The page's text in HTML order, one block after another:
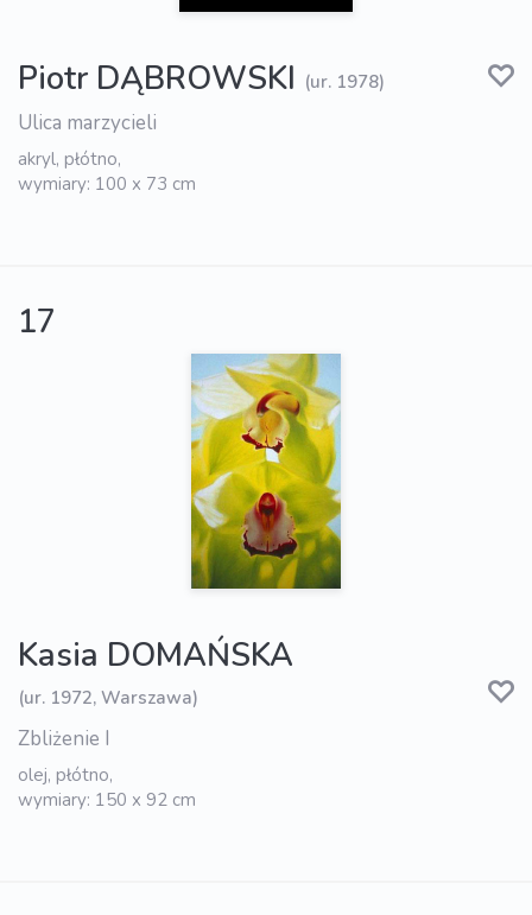
Piotr DĄBROWSKI (ur. 1978)
Ulica marzycieli
akryl, płótno,
wymiary: 100 x 73 cm
17
Kasia DOMAŃSKA
(ur. 1972, Warszawa)
Zbliżenie I
olej, płótno,
wymiary: 150 x 92 cm